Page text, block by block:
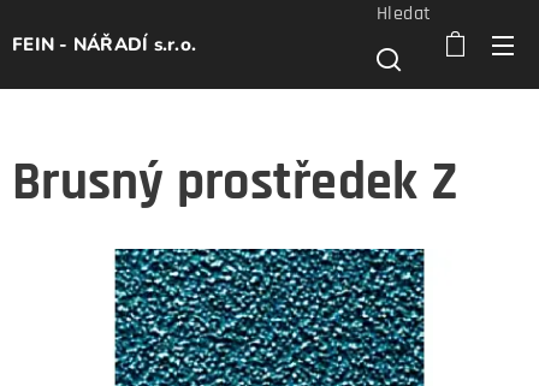
FEIN - NÁŘADÍ s.r.o.
Hledat
Brusný prostředek Z